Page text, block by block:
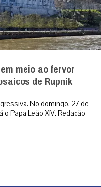
meio ao fervor
de Rupnik
No domingo, 27 de
Papa Leão XIV. Redação